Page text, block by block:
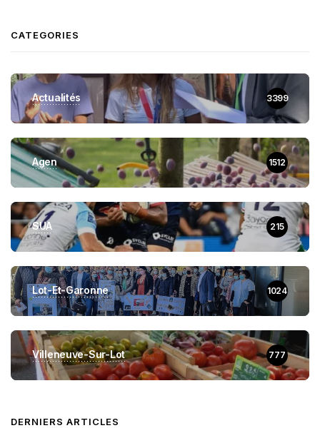
CATEGORIES
Actualités 3399
Agen 1512
SUA 215
Lot-Et-Garonne 1024
Villeneuve-Sur-Lot 777
DERNIERS ARTICLES